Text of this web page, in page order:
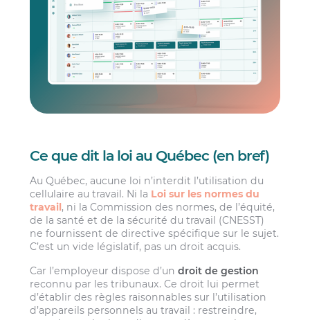
Ce que dit la loi au Québec (en bref)
Au Québec, aucune loi n’interdit l’utilisation du
cellulaire au travail. Ni la Loi sur les normes du
travail, ni la Commission des normes, de l’équité,
de la santé et de la sécurité du travail (CNESST)
ne fournissent de directive spécifique sur le sujet.
C’est un vide législatif, pas un droit acquis.
Car l’employeur dispose d’undroit de gestion
reconnu par les tribunaux. Ce droit lui permet
d’établir des règles raisonnables sur l’utilisation
d’appareils personnels au travail : restreindre,